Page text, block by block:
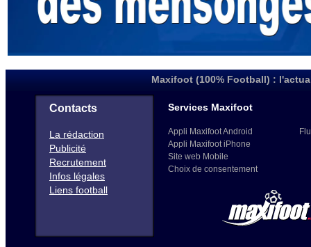
Maxifoot (100% Football) :
Contacts
La rédaction
Publicité
Recrutement
Infos légales
Liens football
Services Maxifoot
Appli Maxifoot Android
Appli Maxifoot iPhone
Site web Mobile
Choix de consentement